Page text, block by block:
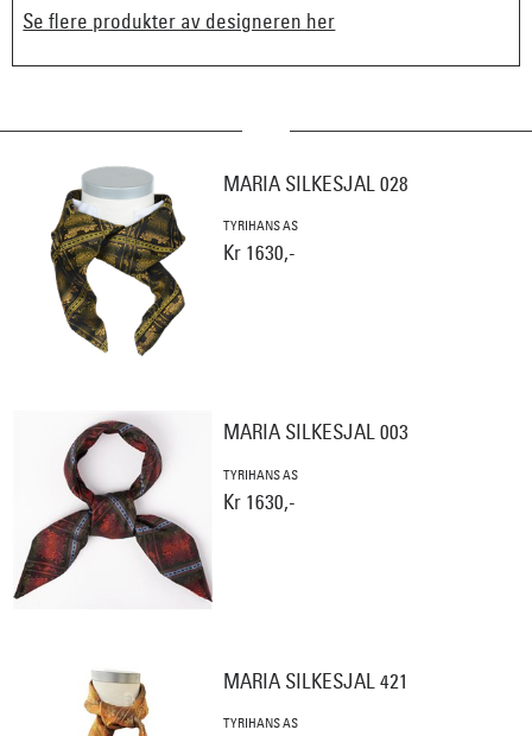
Se flere produkter av designeren her
MARIA SILKESJAL 028
TYRIHANS AS
Kr 1630,-
MARIA SILKESJAL 003
TYRIHANS AS
Kr 1630,-
MARIA SILKESJAL 421
TYRIHANS AS